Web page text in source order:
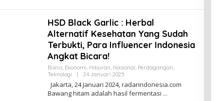
D
K
I
HSD Black Garlic : Herbal
Alternatif Kesehatan Yang Sudah
Terbukti, Para Influencer Indonesia
Angkat Bicara!
Bisnis, Ekonomi, Hiburan, Nasional, Perdagangan,
Teknologi
24 Januari 2025
E
H
Jakarta, 24 Januari 2024, radarindonesia.com
Bawang hitam adalah hasil fermentasi